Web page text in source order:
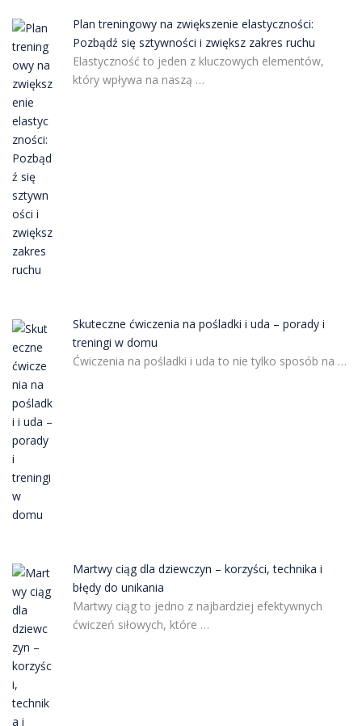
Plan treningowy na zwiększenie elastyczności:
Pozbądź się sztywności i zwiększ zakres ruchu
Elastyczność to jeden z kluczowych elementów,
który wpływa na naszą …
Skuteczne ćwiczenia na pośladki i uda – porady i
treningi w domu
Ćwiczenia na pośladki i uda to nie tylko sposób na …
Martwy ciąg dla dziewczyn – korzyści, technika i
błędy do unikania
Martwy ciąg to jedno z najbardziej efektywnych
ćwiczeń siłowych, które …